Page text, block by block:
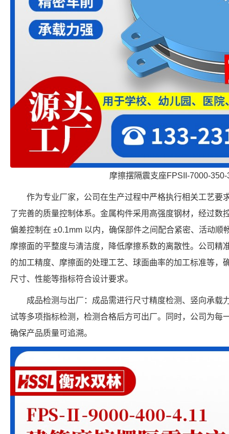
摩擦摆隔震支座FPSII-7000-350-
作为专业厂家，公司在生产过程中严格执行相关工艺要
了完善的质量控制体系。金属构件采用高强度钢材，经过数
偏差控制在 ±0.1mm 以内，确保部件之间配合紧密、活动顺
摩擦面的平整度与清洁度，降低摩擦系数的离散性。公司精
的加工精度、摩擦面的处理工艺、球面曲率的加工标准等，
尺寸、性能等指标符合设计要求。
成品检测与出厂：成品需进行尺寸精度检测、竖向承载
试等多项指标检测，检测合格后方可出厂。同时，公司为每
确保产品质量可追溯。